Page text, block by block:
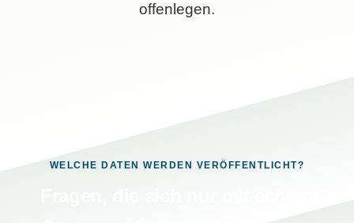
offenlegen.
WELCHE DATEN WERDEN VERÖFFENTLICHT?